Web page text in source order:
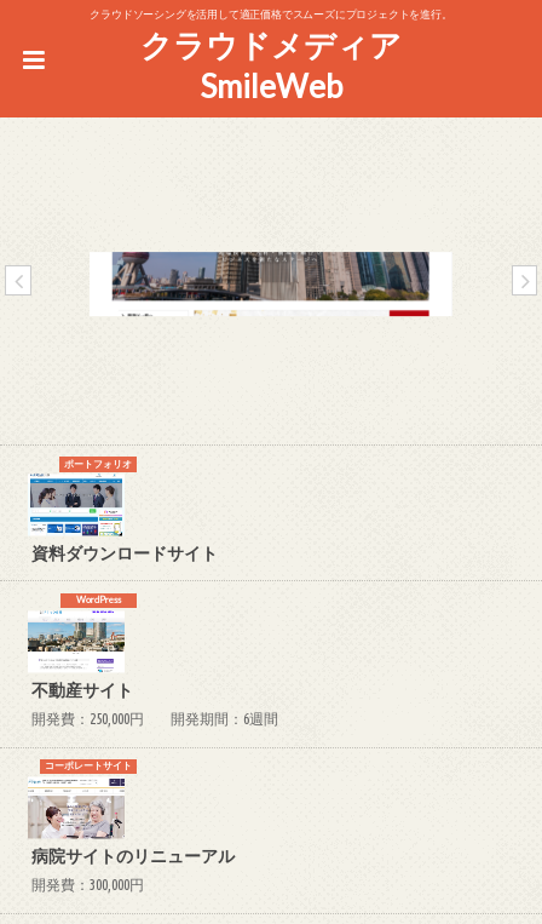
クラウドソーシングを活用して適正価格でスムーズにプロジェクトを進行。
クラウドメディア
SmileWeb
ポートフォリオ
資料ダウンロードサイト
WordPress
不動産サイト
開発費：250,000円 開発期間：6週間
コーポレートサイト
病院サイトのリニューアル
開発費：300,000円